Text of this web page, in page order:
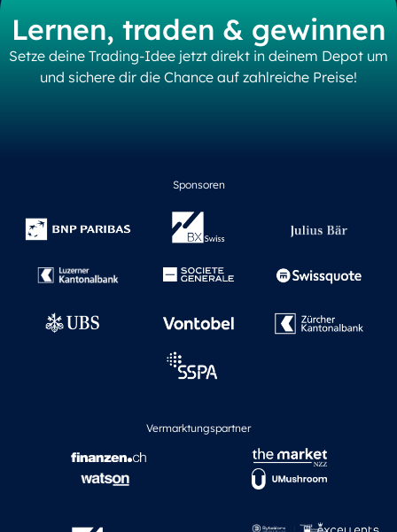
Lernen, traden & gewinnen
Setze deine Trading-Idee jetzt direkt in deinem Depot um
und sichere dir die Chance auf zahlreiche Preise!
Sponsoren
Vermarktungspartner